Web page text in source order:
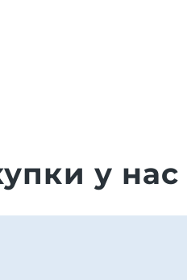
у нас